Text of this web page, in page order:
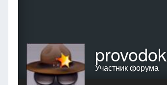
provodok
Участник форума